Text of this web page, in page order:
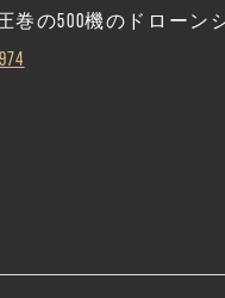
の500機のドローン